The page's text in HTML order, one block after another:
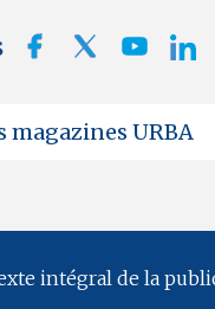
magazines URBA
intégral de la